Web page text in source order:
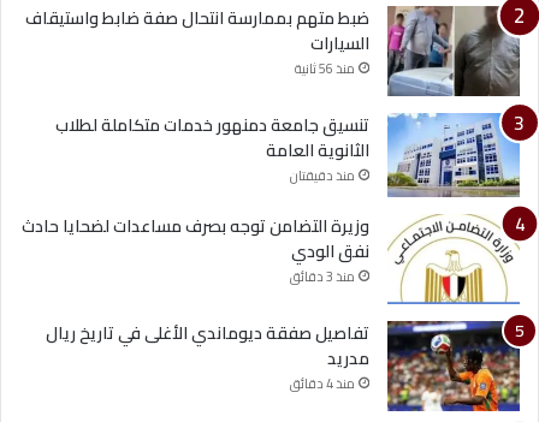
ضبط متهم بممارسة انتحال صفة ضابط واستيقاف
السيارات
منذ 56 ثانية
تنسيق جامعة دمنهور خدمات متكاملة لطلاب
الثانوية العامة
منذ دقيقتان
وزيرة التضامن توجه بصرف مساعدات لضحايا حادث
نفق الودي
منذ 3 دقائق
تفاصيل صفقة ديوماندي الأغلى في تاريخ ريال
مدريد
منذ 4 دقائق